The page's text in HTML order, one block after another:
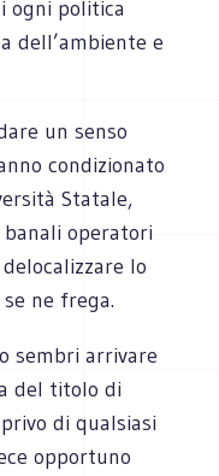
ogni politica
dell’ambiente e
un senso
condizionato
Statale,
operatori
lo
ne frega.
sembri arrivare
del titolo di
di qualsiasi
opportuno